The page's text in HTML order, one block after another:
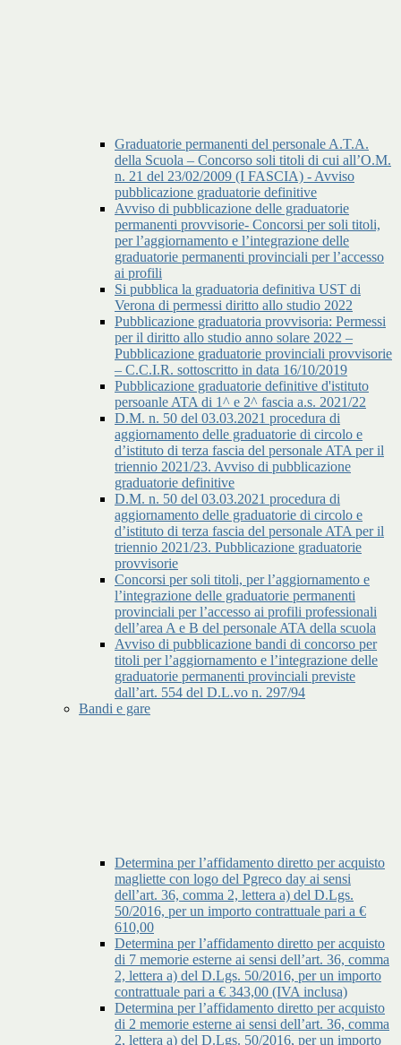
Graduatorie permanenti del personale A.T.A.
della Scuola – Concorso soli titoli di cui all’O.M.
n. 21 del 23/02/2009 (I FASCIA) - Avviso
pubblicazione graduatorie definitive
Avviso di pubblicazione delle graduatorie
permanenti provvisorie- Concorsi per soli titoli,
per l’aggiornamento e l’integrazione delle
graduatorie permanenti provinciali per l’accesso
ai profili
Si pubblica la graduatoria definitiva UST di
Verona di permessi diritto allo studio 2022
Pubblicazione graduatoria provvisoria: Permessi
per il diritto allo studio anno solare 2022 –
Pubblicazione graduatorie provinciali provvisorie
– C.C.I.R. sottoscritto in data 16/10/2019
Pubblicazione graduatorie definitive d'istituto
persoanle ATA di 1^ e 2^ fascia a.s. 2021/22
D.M. n. 50 del 03.03.2021 procedura di
aggiornamento delle graduatorie di circolo e
d’istituto di terza fascia del personale ATA per il
triennio 2021/23. Avviso di pubblicazione
graduatorie definitive
D.M. n. 50 del 03.03.2021 procedura di
aggiornamento delle graduatorie di circolo e
d’istituto di terza fascia del personale ATA per il
triennio 2021/23. Pubblicazione graduatorie
provvisorie
Concorsi per soli titoli, per l’aggiornamento e
l’integrazione delle graduatorie permanenti
provinciali per l’accesso ai profili professionali
dell’area A e B del personale ATA della scuola
Avviso di pubblicazione bandi di concorso per
titoli per l’aggiornamento e l’integrazione delle
graduatorie permanenti provinciali previste
dall’art. 554 del D.L.vo n. 297/94
Bandi e gare
Determina per l’affidamento diretto per acquisto
magliette con logo del Pgreco day ai sensi
dell’art. 36, comma 2, lettera a) del D.Lgs.
50/2016, per un importo contrattuale pari a €
610,00
Determina per l’affidamento diretto per acquisto
di 7 memorie esterne ai sensi dell’art. 36, comma
2, lettera a) del D.Lgs. 50/2016, per un importo
contrattuale pari a € 343,00 (IVA inclusa)
Determina per l’affidamento diretto per acquisto
di 2 memorie esterne ai sensi dell’art. 36, comma
2, lettera a) del D.Lgs. 50/2016, per un importo